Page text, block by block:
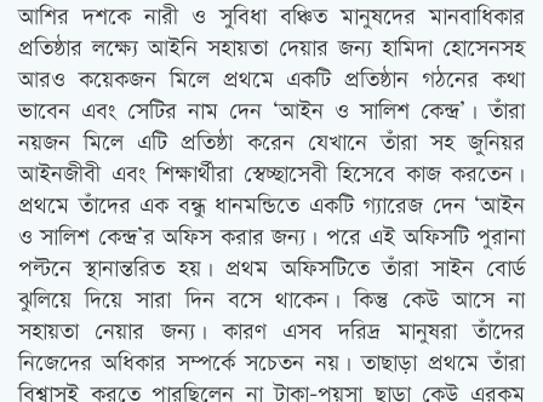
আশির দশকে নারী ও সুবিধা বঞ্চিত মানুষদের মানবাধিকার
প্রতিষ্ঠার লক্ষ্যে আইনি সহায়তা দেয়ার জন্য হামিদা হোসেনসহ
আরও কয়েকজন মিলে প্রথমে একটি প্রতিষ্ঠান গঠনের কথা
ভাবেন এবং সেটির নাম দেন ‘আইন ও সালিশ কেন্দ্র’। তাঁরা
নয়জন মিলে এটি প্রতিষ্ঠা করেন যেখানে তাঁরা সহ জুনিয়র
আইনজীবী এবং শিক্ষার্থীরা স্বেচ্ছাসেবী হিসেবে কাজ করতেন।
প্রথমে তাঁদের এক বন্ধু ধানমন্ডিতে একটি গ্যারেজ দেন ‘আইন
ও সালিশ কেন্দ্র’র অফিস করার জন্য। পরে এই অফিসটি পুরানা
পল্টনে স্থানান্তরিত হয়। প্রথম অফিসটিতে তাঁরা সাইন বোর্ড
ঝুলিয়ে দিয়ে সারা দিন বসে থাকেন। কিন্তু কেউ আসে না
সহায়তা নেয়ার জন্য। কারণ এসব দরিদ্র মানুষরা তাঁদের
নিজেদের অধিকার সম্পর্কে সচেতন নয়। তাছাড়া প্রথমে তাঁরা